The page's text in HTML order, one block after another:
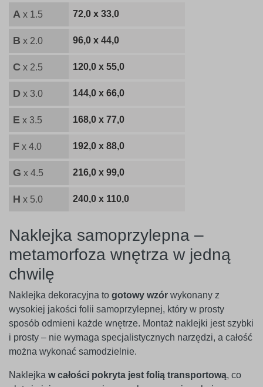
A x 1.5 72,0 x 33,0
B x 2.0 96,0 x 44,0
C x 2.5 120,0 x 55,0
D x 3.0 144,0 x 66,0
E x 3.5 168,0 x 77,0
F x 4.0 192,0 x 88,0
G x 4.5 216,0 x 99,0
H x 5.0 240,0 x 110,0
Naklejka samoprzylepna –
metamorfoza wnętrza w jedną
chwilę
Naklejka dekoracyjna to gotowy wzór wykonany z
wysokiej jakości folii samoprzylepnej, który w prosty
sposób odmieni każde wnętrze. Montaż naklejki jest szybki
i prosty – nie wymaga specjalistycznych narzędzi, a całość
można wykonać samodzielnie.
Naklejka w całości pokryta jest folią transportową, co